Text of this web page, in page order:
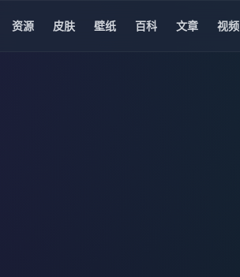
资源 皮肤 壁纸 百科 文章 视频